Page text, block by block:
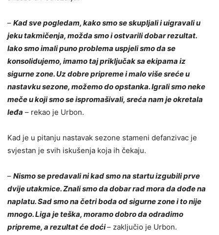
– Kad sve pogledam, kako smo se skupljali i uigravali u
jeku takmičenja, možda smo i ostvarili dobar rezultat.
Iako smo imali puno problema uspjeli smo da se
konsolidujemo, imamo taj priključak sa ekipama iz
sigurne zone. Uz dobre pripreme i malo više sreće u
nastavku sezone, možemo do opstanka. Igrali smo neke
meče u koji smo se ispromašivali, sreća nam je okretala
leđa – rekao je Urbon.
Kad je u pitanju nastavak sezone stameni defanzivac je
svjestan je svih iskušenja koja ih čekaju.
– Nismo se predavali ni kad smo na startu izgubili prve
dvije utakmice. Znali smo da dobar rad mora da dođe na
naplatu. Sad smo na četri boda od sigurne zone i to nije
mnogo. Liga je teška, moramo dobro da odradimo
pripreme, a rezultat će doći– zaključio je Urbon.